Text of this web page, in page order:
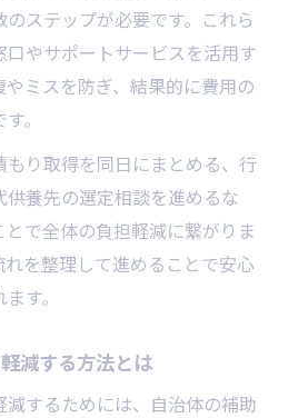
ステップが必要です。これら
やサポートサービスを活用す
ミスを防ぎ、結果的に費用の
。
り取得を同日にまとめる、行
養先の選定相談を進めるな
で全体の負担軽減に繋がりま
を整理して進めることで安心
す。
減する方法とは
するためには、自治体の補助